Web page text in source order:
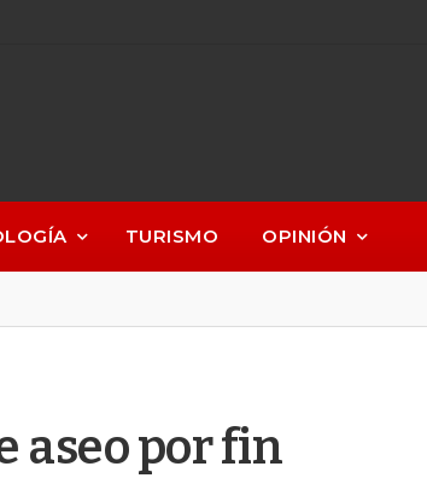
TURISMO OPINIÓN
aseo por fin